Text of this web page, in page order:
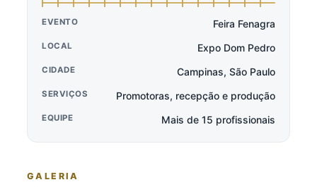
EVENTO Feira Fenagra
LOCAL Expo Dom Pedro
CIDADE Campinas, São Paulo
SERVIÇOS Promotoras, recepção e produção
EQUIPE Mais de 15 profissionais
GALERIA